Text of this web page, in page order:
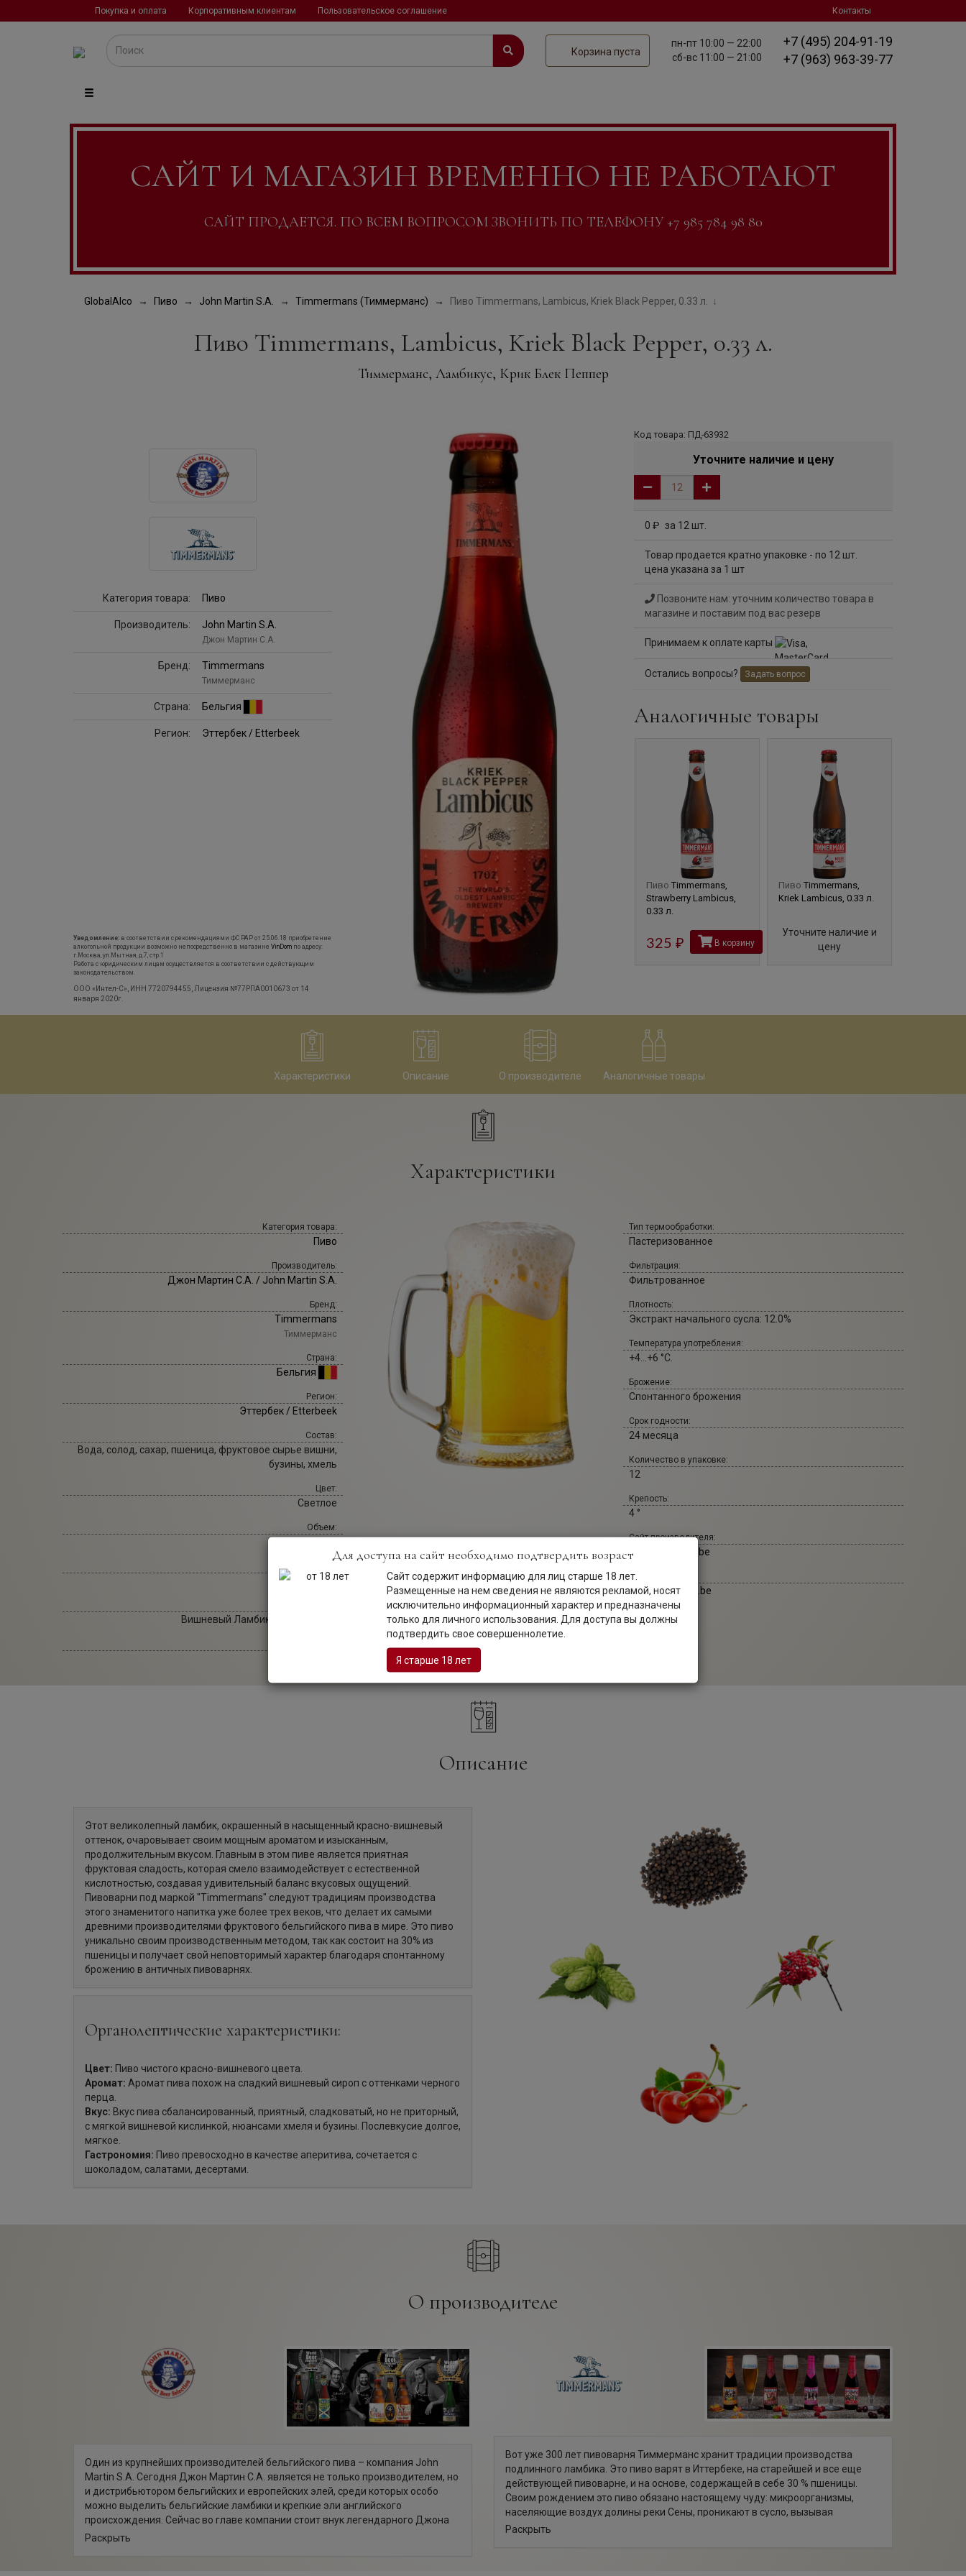
Покупка и оплата Корпоративным клиентам Пользовательское соглашение Контакты
Корзина пуста
пн-пт 10:00 — 22:00
сб-вс 11:00 — 21:00
+7 (495) 204-91-19
+7 (963) 963-39-77
САЙТ И МАГАЗИН ВРЕМЕННО НЕ РАБОТАЮТ
САЙТ ПРОДАЕТСЯ. ПО ВСЕМ ВОПРОСОМ ЗВОНИТЬ ПО ТЕЛЕФОНУ +7 985 784 98 80
GlobalAlco Пиво John Martin S.A. Timmermans (Тиммерманс) Пиво Timmermans, Lambicus, Kriek Black Pepper, 0.33 л.
Пиво Timmermans, Lambicus, Kriek Black Pepper, 0.33 л.
Тиммерманс, Ламбикус, Крик Блек Пеппер
Код товара: ПД-63932
Уточните наличие и цену
0 руб
за 12 шт.
Товар продается кратно упаковке - по 12 шт.
цена указана за 1 шт
Позвоните нам: уточним количество товара в
магазине и поставим под вас резерв
Принимаем к оплате карты
Остались вопросы? Задать вопрос
Аналогичные товары
Timmermans,
Oude Kriek, 0.375 л.
Уточните наличие и
ПивоTimmermans,
Lambicus Blanche,
0.375 л.
Уточните наличие и
Пиво Timmermans,
Strawberry Lambicus,
0.33 л.
325 рубВ корзину
Пиво Timmermans,
Kriek Lambicus, 0.33 л.
Уточните наличие и
цену
Категория товара: Пиво
Производитель: John Martin S.A.
Джон Мартин С.А.
Бренд: Timmermans
Тиммерманс
Страна: Бельгия
Регион: Эттербек / Etterbeek
Уведомление: в соответствии с рекомендациями ФС РАР от 25.06.18 приобретение
алкогольной продукции возможно непосредственно в магазине VinDom по адресу:
г.Москва, ул.Мытная, д.7, стр.1
Работа с юридическим лицам осуществляется в соответствии с действующим
законодательством.
ООО «Интел-С», ИНН 7720794455, Лицензия №77РПА0010673 от 14
января 2020г.
Характеристики Описание О производителе Аналогичные товары
Характеристики
Категория товара:
Пиво
Производитель:
Джон Мартин С.А. / John Martin S.A.
Бренд:
Timmermans
Тиммерманс
Страна:
Бельгия
Регион:
Эттербек / Etterbeek
Состав:
Вода, солод, сахар, пшеница, фруктовое сырье вишни,
бузины, хмель
Цвет:
Светлое
Объем:
Фруктовое
Вишневый Ламбик (Kriek Lambic)
Тип термообработки:
Пастеризованное
Фильтрация:
Фильтрованное
Плотность:
Экстракт начального сусла: 12.0%
Температура употребления:
+4...+6 °С.
Брожение:
Спонтанного брожения
Срок годности:
24 месяца
Количество в упаковке:
12
Крепость:
4 °
Сайт производителя:
anthonymartin.be
Сайт бренда:
brtimmermans.be
Описание
Этот великолепный ламбик, окрашенный в насыщенный красно-вишневый
оттенок, очаровывает своим мощным ароматом и изысканным,
продолжительным вкусом. Главным в этом пиве является приятная
фруктовая сладость, которая смело взаимодействует с естественной
кислотностью, создавая удивительный баланс вкусовых ощущений.
Пивоварни под маркой "Timmermans" следуют традициям производства
этого знаменитого напитка уже более трех веков, что делает их самыми
древними производителями фруктового бельгийского пива в мире. Это пиво
уникально своим производственным методом, так как состоит на 30% из
пшеницы и получает свой неповторимый характер благодаря спонтанному
брожению в античных пивоварнях.
Органолептические характеристики:
Цвет: Пиво чистого красно-вишневого цвета.
Аромат: Аромат пива похож на сладкий вишневый сироп с оттенками черного
перца.
Вкус: Вкус пива сбалансированный, приятный, сладковатый, но не приторный,
с мягкой вишневой кислинкой, нюансами хмеля и бузины. Послевкусие долгое,
мягкое.
Гастрономия: Пиво превосходно в качестве аперитива, сочетается с
шоколадом, салатами, десертами.
О производителе
Один из крупнейших производителей бельгийского пива – компания John
Martin S.A. Сегодня Джон Мартин С.А. является не только производителем, но
и дистрибьютором бельгийских и европейских элей, среди которых особо
можно выделить бельгийские ламбики и крепкие эли английского
происхождения. Сейчас во главе компании стоит внук легендарного Джона
Мартина – Энтони Мартин (Antony Martin).
Раскрыть
Вот уже 300 лет пивоварня Тиммерманс хранит традиции производства
подлинного ламбика. Это пиво варят в Иттербеке, на старейшей и все еще
действующей пивоварне, и на основе, содержащей в себе 30 % пшеницы.
Своим рождением это пиво обязано настоящему чуду: микроорганизмы,
населяющие воздух долины реки Сены, проникают в сусло, вызывая
самопроизвольное брожение.
Раскрыть
Для доступа на сайт необходимо подтвердить возраст
Сайт содержит информацию для лиц старше 18 лет.
Размещенные на нем сведения не являются рекламой, носят
исключительно информационный характер и предназначены
только для личного использования. Для доступа вы должны
подтвердить свое совершеннолетие.
Я старше 18 лет